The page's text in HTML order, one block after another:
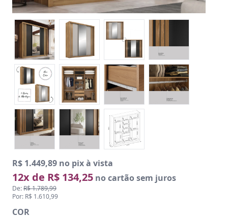
R$ 1.449,89 no pix à vista
12x de R$ 134,25 no cartão sem juros
De:R$ 1.789,99
Por: R$ 1.610,99
COR